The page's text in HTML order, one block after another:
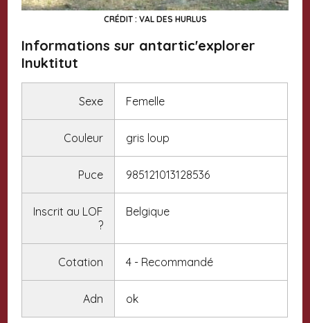
CRÉDIT : VAL DES HURLUS
Informations sur antartic'explorer
Inuktitut
Sexe Femelle
Couleur gris loup
Puce 985121013128536
Inscrit au LOF
?
Belgique
Cotation 4 - Recommandé
Adn ok